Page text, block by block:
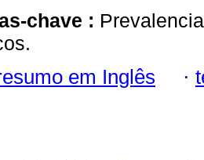
chave :
em Inglês ·